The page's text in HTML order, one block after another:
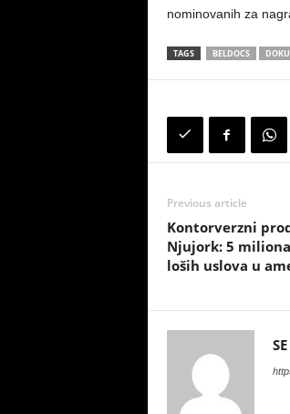
nominovanih za
TAGS BELDOCS
Previous article
Kontorverzni
Njujork: 5
loših uslova u